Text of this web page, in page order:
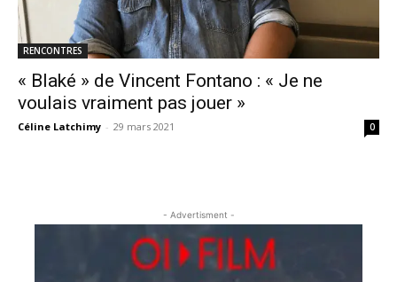
RENCONTRES
« Blaké » de Vincent Fontano : « Je ne
voulais vraiment pas jouer »
Céline Latchimy - 29 mars 2021 0
- Advertisment -